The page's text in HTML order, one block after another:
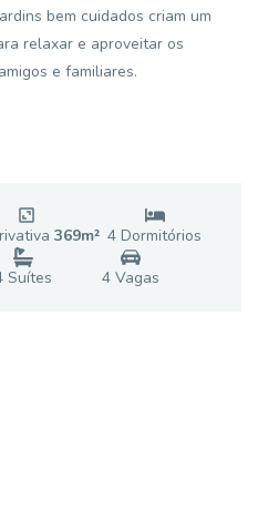
bem cuidados criam um
relaxar e aproveitar os
e familiares.
369m² 4 Dormitórios
Suítes 4Vagas